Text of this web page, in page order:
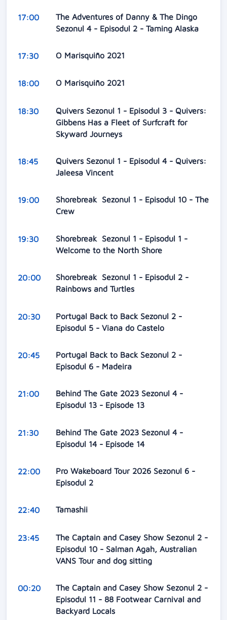
17:00
The Adventures of Danny & The Dingo
Sezonul 4 - Episodul 2 - Taming Alaska
17:30 O Marisquiño 2021
18:00 O Marisquiño 2021
18:30
Quivers Sezonul 1 - Episodul 3 - Quivers:
Gibbens Has a Fleet of Surfcraft for
Skyward Journeys
18:45
Quivers Sezonul 1 - Episodul 4 - Quivers:
Jaleesa Vincent
19:00
Shorebreak Sezonul 1 - Episodul 10 - The
Crew
19:30
Shorebreak Sezonul 1 - Episodul 1 -
Welcome to the North Shore
20:00
Shorebreak Sezonul 1 - Episodul 2 -
Rainbows and Turtles
20:30
Portugal Back to Back Sezonul 2 -
Episodul 5 - Viana do Castelo
20:45
Portugal Back to Back Sezonul 2 -
Episodul 6 - Madeira
21:00
Behind The Gate 2023 Sezonul 4 -
Episodul 13 - Episode 13
21:30
Behind The Gate 2023 Sezonul 4 -
Episodul 14 - Episode 14
22:00
Pro Wakeboard Tour 2026 Sezonul 6 -
Episodul 2
22:40 Tamashii
23:45
The Captain and Casey Show Sezonul 2 -
Episodul 10 - Salman Agah, Australian
VANS Tour and dog sitting
00:20
The Captain and Casey Show Sezonul 2 -
Episodul 11 - 88 Footwear Carnival and
Backyard Locals